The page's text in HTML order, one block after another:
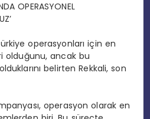
OPERASYONEL
operasyonları için en
olduğunu, ancak bu
belirten Rekkali, son
operasyon olarak en